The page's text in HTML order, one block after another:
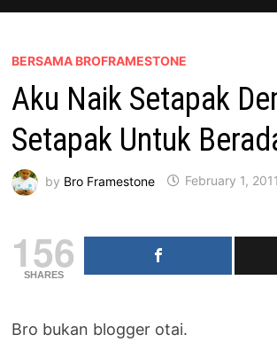
BERSAMA BROFRAMESTONE
Aku Naik Setapak
Setapak Untuk
by Bro Framestone February 1, 2011
156
SHARES
Bro bukan blogger otai.